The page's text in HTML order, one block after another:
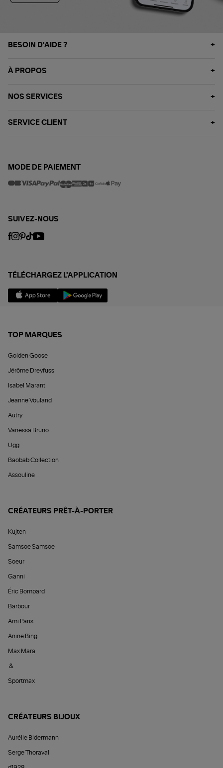
BESOIN D'AIDE ?
À PROPOS
NOS SERVICES
SERVICE CLIENT
MODE DE PAIEMENT
SUIVEZ-NOUS
TÉLÉCHARGEZ L'APPLICATION
TOP MARQUES
Golden Goose
Jérôme Dreyfuss
Isabel Marant
Jeanne Vouland
Autry
Vanessa Bruno
Ugg
Baobab Collection
Assouline
CRÉATEURS PRÊT-À-PORTER
Kujten
Samsoe Samsoe
Soeur
Ganni
Éric Bompard
Barbour
Ami Paris
Anine Bing
Max Mara
&
Sportmax
CRÉATEURS BIJOUX
Aurélie Bidermann
Serge Thoraval